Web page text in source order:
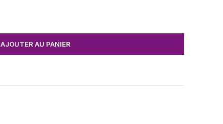
AJOUTER AU PANIER